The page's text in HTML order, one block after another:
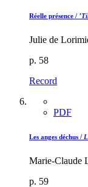
Réelle présence /
Julie de
p. 58
Record
PDF
Les anges déchus /
Marie-Claude
p. 59